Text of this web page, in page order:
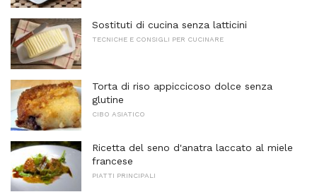
Sostituti di cucina senza latticini
TECNICHE E CONSIGLI PER CUCINARE
Torta di riso appiccicoso dolce senza
glutine
CIBO ASIATICO
Ricetta del seno d'anatra laccato al miele
francese
PIATTI PRINCIPALI